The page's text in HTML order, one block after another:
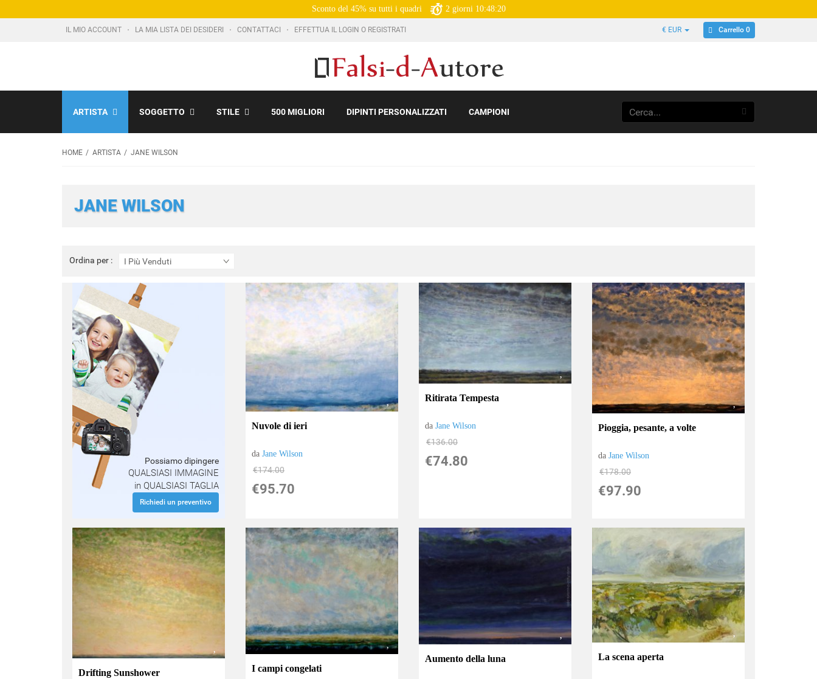
Sconto del 45% su tutti i quadri 2 giorni 10:48:20
IL MIO ACCOUNT LA MIA LISTA DEI DESIDERI CONTATTACI EFFETTUA IL LOGIN O REGISTRATI € EUR Carrello 0
ARTISTA SOGGETTO STILE 500 MIGLIORI DIPINTI PERSONALIZZATI CAMPIONI
HOME ARTISTA JANE WILSON
JANE WILSON
Ordina per : I Più Venduti
Ordina
per
Possiamo dipingere
QUALSIASI IMMAGINE
in QUALSIASI TAGLIA
Richiedi un preventivo
Nuvole di ieri
daJane Wilson
€174.00
€95.70
Ritirata Tempesta
daJane Wilson
€136.00
€74.80
Pioggia, pesante, a volte
daJane Wilson
€178.00
€97.90
Drifting Sunshower I campi congelati
Aumento della luna La scena aperta